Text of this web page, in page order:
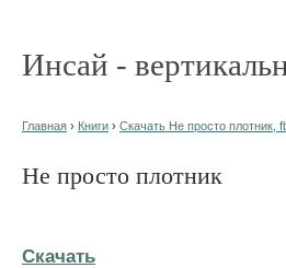
Инсай -
Главная › Книги › Скачать Не просто плотник,
Не просто плотник
Скачать